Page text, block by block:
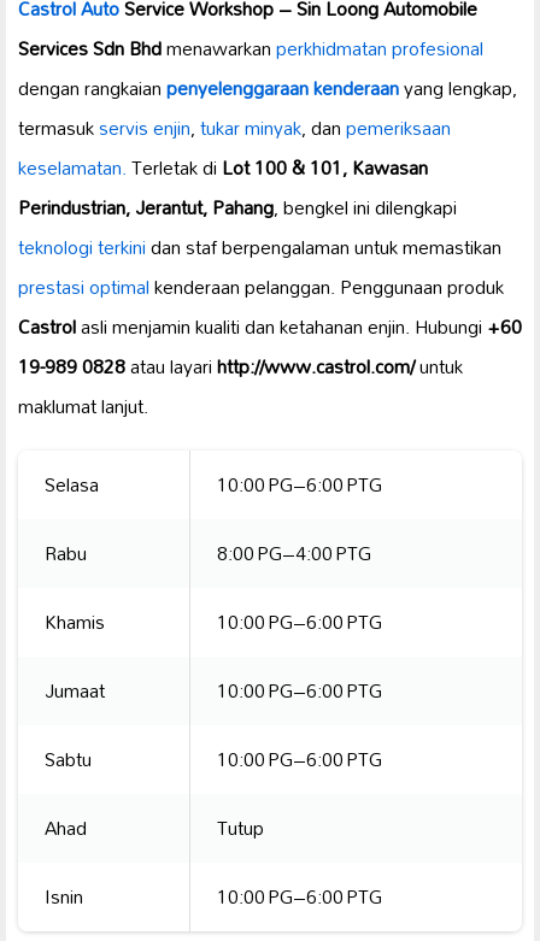
CastrolAutoService Workshop – Sin Loong Automobile
Services Sdn Bhdmenawarkanperkhidmatan profesional
dengan rangkaianpenyelenggaraan kenderaanyang lengkap,
termasukservis enjin,tukar minyak, danpemeriksaan
keselamatan.Terletak diLot 100 & 101, Kawasan
Perindustrian, Jerantut, Pahang, bengkel ini dilengkapi
teknologi terkinidan staf berpengalaman untuk memastikan
prestasi optimalkenderaan pelanggan. Penggunaan produk
Castrolasli menjamin kualiti dan ketahanan enjin. Hubungi+60
19-989 0828atau layarihttp://www.castrol.com/untuk
maklumat lanjut.
Selasa
10:00 PG–6:00 PTG
Rabu
8:00 PG–4:00 PTG
Khamis
10:00 PG–6:00 PTG
Jumaat
10:00 PG–6:00 PTG
Sabtu
10:00 PG–6:00 PTG
Ahad
Tutup
Isnin
10:00 PG–6:00 PTG